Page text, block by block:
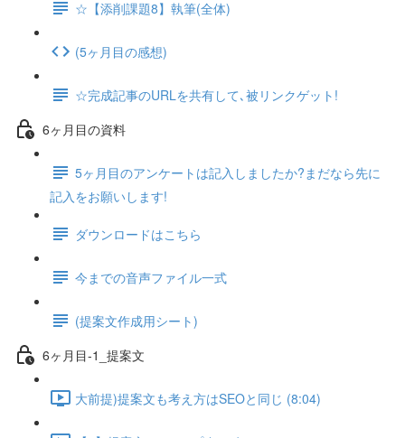
☆【添削課題8】執筆(全体)
(5ヶ月目の感想)
☆完成記事のURLを共有して､被リンクゲット!
6ヶ月目の資料
5ヶ月目のアンケートは記入しましたか?まだなら先に
記入をお願いします!
ダウンロードはこちら
今までの音声ファイル一式
(提案文作成用シート)
6ヶ月目-1_提案文
大前提)提案文も考え方はSEOと同じ (8:04)